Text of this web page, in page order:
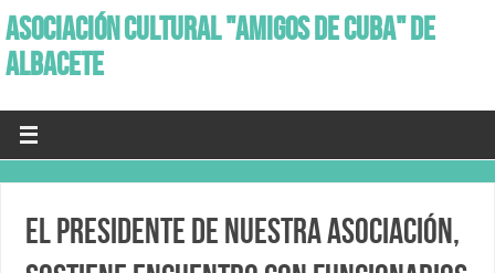
ASOCIACIÓN CULTURAL "AMIGOS DE CUBA" DE
ALBACETE
El presidente de nuestra Asociación,